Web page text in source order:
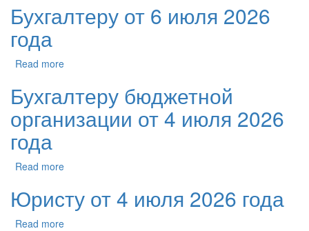
Бухгалтеру от 6 июля 2026
года
Read more
Бухгалтеру бюджетной
организации от 4 июля 2026
года
Read more
Юристу от 4 июля 2026 года
Read more